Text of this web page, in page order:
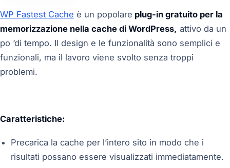
WP Fastest Cache è un popolare plug-in gratuito per la
memorizzazione nella cache di WordPress, attivo da un
po ‘di tempo. Il design e le funzionalità sono semplici e
funzionali, ma il lavoro viene svolto senza troppi
problemi.
Caratteristiche:
Precarica la cache per l’intero sito in modo che i
risultati possano essere visualizzati immediatamente.